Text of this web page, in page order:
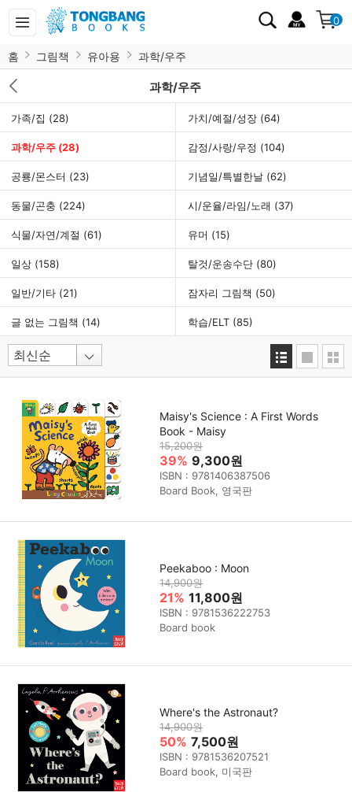
0
홈 그림책 유아용 과학/우주
과학/우주
가족/집 (28) 가치/예절/성장 (64)
과학/우주 (28) 감정/사랑/우정 (104)
공룡/몬스터 (23) 기념일/특별한날 (62)
동물/곤충 (224) 시/운율/라임/노래 (37)
식물/자연/계절 (61) 유머 (15)
일상 (158) 탈것/운송수단 (80)
일반/기타 (21) 잠자리 그림책 (50)
글 없는 그림책 (14) 학습/ELT (85)
Maisy's Science : A First Words
Book - Maisy
15,200원
39% 9,300원
ISBN : 9781406387506
Board Book, 영국판
Peekaboo : Moon
14,900원
21% 11,800원
ISBN : 9781536222753
Board book
Where's the Astronaut?
14,900원
50% 7,500원
ISBN : 9781536207521
Board book, 미국판